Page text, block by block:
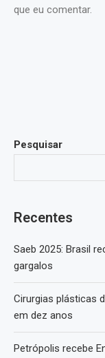
que eu comentar.
Pesquisar
Recentes
Saeb 2025: Brasil
gargalos
Cirurgias plásticas
em dez anos
Petrópolis recebe